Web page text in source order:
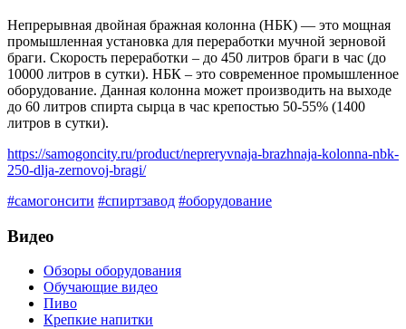
Непрерывная двойная бражная колонна (НБК) — это мощная
промышленная установка для переработки мучной зерновой
браги. Скорость переработки – до 450 литров браги в час (до
10000 литров в сутки). НБК – это современное промышленное
оборудование. Данная колонна может производить на выходе
до 60 литров спирта сырца в час крепостью 50-55% (1400
литров в сутки).
https://samogoncity.ru/product/nepreryvnaja-brazhnaja-kolonna-nbk-
250-dlja-zernovoj-bragi/
#самогонсити #спиртзавод #оборудование
Видео
Обзоры оборудования
Обучающие видео
Пиво
Крепкие напитки